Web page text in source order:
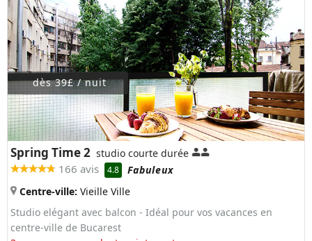
dès 39£ / nuit
Spring Time 2 studio courte durée
166 avis 4.8
Fabuleux
Centre-ville: Vieille Ville
Studio elégant avec balcon - Idéal pour vos vacances en
centre-ville de Bucarest